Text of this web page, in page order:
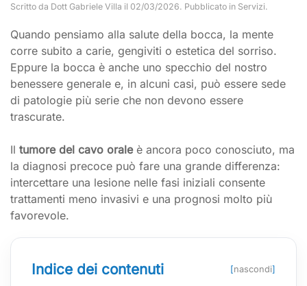
Scritto da Dott Gabriele Villa il 02/03/2026. Pubblicato in Servizi.
Quando pensiamo alla salute della bocca, la mente
corre subito a carie, gengiviti o estetica del sorriso.
Eppure la bocca è anche uno specchio del nostro
benessere generale e, in alcuni casi, può essere sede
di patologie più serie che non devono essere
trascurate.
Il tumore del cavo oraleè ancora poco conosciuto, ma
la diagnosi precoce può fare una grande differenza:
intercettare una lesione nelle fasi iniziali consente
trattamenti meno invasivi e una prognosi molto più
favorevole.
Indice dei contenuti [nascondi]